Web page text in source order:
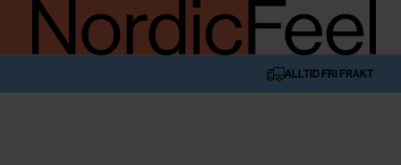
ALLTID FRI FRAKT